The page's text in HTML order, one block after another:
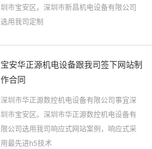
圳市宝安区。深圳市新昌机电设备有限公司
选用我司定制
宝安华正源机电设备跟我司签下网站制
作合同
深圳市华正源数控机电设备有限公司事宜深
圳市宝安区。深圳市华正源数控机电设备有
限公司选用我司响应式网站案例，响应式采
用最先进h5技术